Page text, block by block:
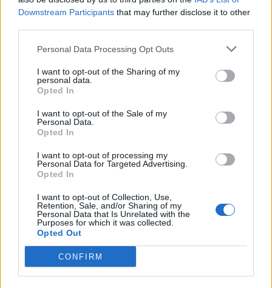
Downstream Participants that may further disclose it to other
Personal Data Processing Opt Outs
I want to opt-out of the Sharing of my
personal data.
Opted In
I want to opt-out of the Sale of my
Personal Data.
Opted In
I want to opt-out of processing my
Personal Data for Targeted Advertising.
Opted In
I want to opt-out of Collection, Use,
Retention, Sale, and/or Sharing of my
Personal Data that Is Unrelated with the
Purposes for which it was collected.
Opted Out
CONFIRM
SZÉKELYHON
Hátulról ütötte fejbe a
rendőrt egy 17 éves lány
Előzetes letartóztatásba került egy 17